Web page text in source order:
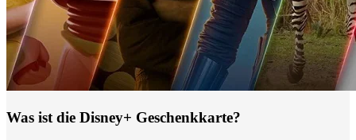
Was ist die Disney+ Geschenkkarte?